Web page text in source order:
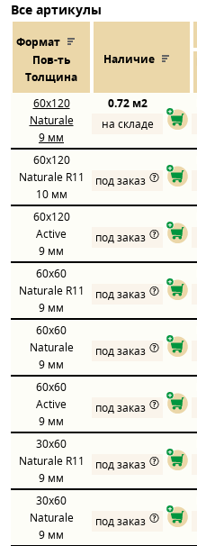
Все артикулы
Формат
Пов-ть
Толщина
Наличие
60x120
Naturale
9 мм
0.72 м2
на складе
60x120
Naturale R11
10 мм
под заказ
60x120
Active
9 мм
под заказ
60x60
Naturale R11
9 мм
под заказ
60x60
Naturale
9 мм
под заказ
60x60
Active
9 мм
под заказ
30x60
Naturale R11
9 мм
под заказ
30x60
Naturale
9 мм
под заказ